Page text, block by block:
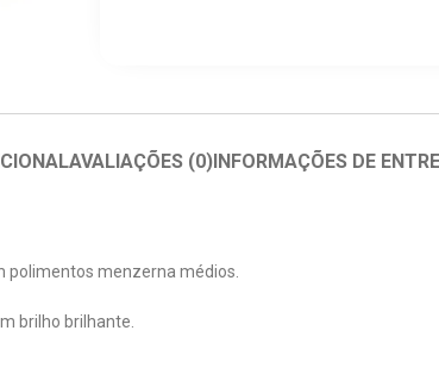
AVALIAÇÕES (0)INFORMAÇÕES DE
polimentos menzerna médios.
brilho brilhante.